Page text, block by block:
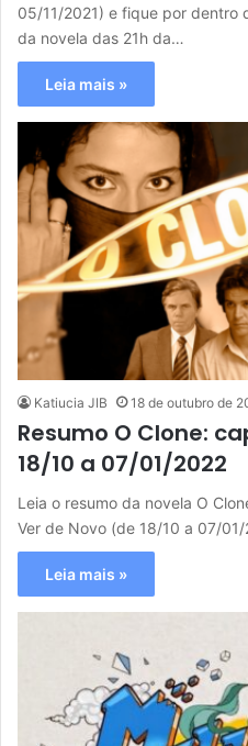
05/11/2021) e fique por dentro
da novela das 21h da…
Leia mais »
Katiucia JIB 18 de outubro de
Resumo O Clone:
18/10 a 07/01/2022
Leia o resumo da novela O
Ver de Novo (de 18/10 a 07/
Leia mais »